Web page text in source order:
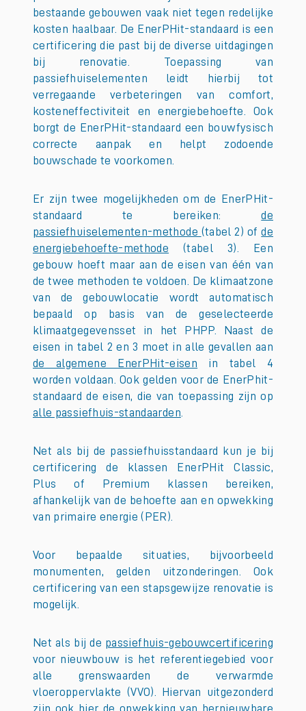
bestaande gebouwen vaak niet tegen redelijke
kosten haalbaar. De EnerPHit-standaard is een
certificering die past bij de diverse uitdagingen
bij renovatie. Toepassing van
passiefhuiselementen leidt hierbij tot
verregaande verbeteringen van comfort,
kosteneffectiviteit en energiebehoefte. Ook
borgt de EnerPHit-standaard een bouwfysisch
correcte aanpak en helpt zodoende
bouwschade te voorkomen.
Er zijn twee mogelijkheden om de EnerPHit-
standaard te bereiken:de
passiefhuiselementen-methode (tabel 2) ofde
energiebehoefte-methode (tabel 3). Een
gebouw hoeft maar aan de eisen van één van
de twee methoden te voldoen. De klimaatzone
van de gebouwlocatie wordt automatisch
bepaald op basis van de geselecteerde
klimaatgegevensset in het PHPP. Naast de
eisen in tabel 2 en 3 moet in alle gevallen aan
de algemene EnerPHit-eisen in tabel 4
worden voldaan. Ook gelden voor de EnerPhit-
standaard de eisen, die van toepassing zijn op
alle passiefhuis-standaarden
Net als bij de passiefhuisstandaard kun je bij
certificering de klassen EnerPHit Classic,
Plus of Premium klassen bereiken,
afhankelijk van de behoefte aan en opwekking
van primaire energie (PER).
Voor bepaalde situaties, bijvoorbeeld
monumenten, gelden uitzonderingen. Ook
certificering van een stapsgewijze renovatie is
mogelijk.
Net als bij de passiefhuis-gebouwcertificering
voor nieuwbouw is het referentiegebied voor
alle grenswaarden de verwarmde
vloeroppervlakte (VVO). Hiervan uitgezonderd
zijn ook hier de opwekking van hernieuwbare